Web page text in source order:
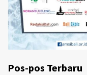
Pos-pos Terbaru